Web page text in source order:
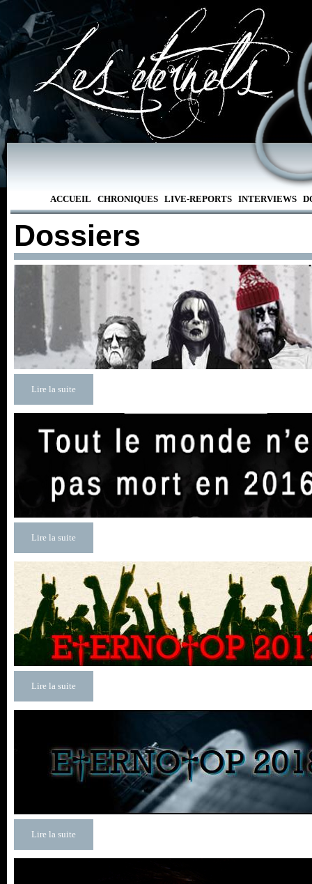
ACCUEIL CHRONIQUES LIVE-REPORTS INTERVIEWS
Dossiers
Lire la suite
Lire la suite
Lire la suite
Lire la suite